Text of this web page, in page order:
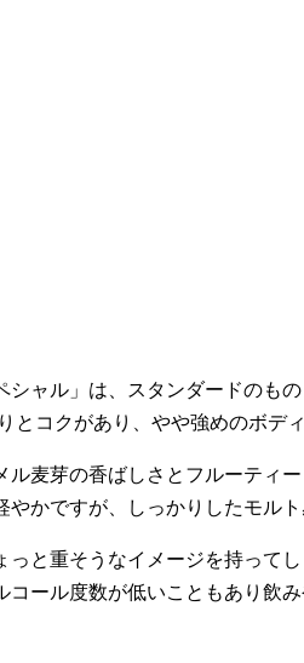
シャル」は、スタンダードのも
とコクがあり、やや強めのボデ
ル麦芽の香ばしさとフルーティ
やかですが、しっかりしたモル
っと重そうなイメージを持って
コール度数が低いこともあり飲